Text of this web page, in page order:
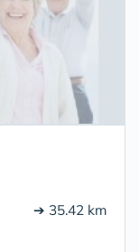
➔ 35.42 km